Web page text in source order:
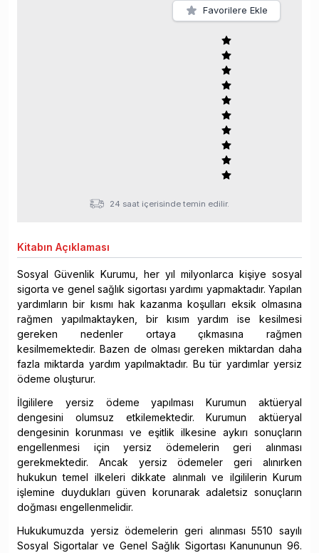
Favorilere Ekle
24 saat içerisinde temin edilir.
Kitabın Açıklaması
Sosyal Güvenlik Kurumu, her yıl milyonlarca kişiye sosyal
sigorta ve genel sağlık sigortası yardımı yapmaktadır. Yapılan
yardımların bir kısmı hak kazanma koşulları eksik olmasına
rağmen yapılmaktayken, bir kısım yardım ise kesilmesi
gereken nedenler ortaya çıkmasına rağmen
kesilmemektedir. Bazen de olması gereken miktardan daha
fazla miktarda yardım yapılmaktadır. Bu tür yardımlar yersiz
ödeme oluşturur.
İlgililere yersiz ödeme yapılması Kurumun aktüeryal
dengesini olumsuz etkilemektedir. Kurumun aktüeryal
dengesinin korunması ve eşitlik ilkesine aykırı sonuçların
engellenmesi için yersiz ödemelerin geri alınması
gerekmektedir. Ancak yersiz ödemeler geri alınırken
hukukun temel ilkeleri dikkate alınmalı ve ilgililerin Kurum
işlemine duydukları güven korunarak adaletsiz sonuçların
doğması engellenmelidir.
Hukukumuzda yersiz ödemelerin geri alınması 5510 sayılı
Sosyal Sigortalar ve Genel Sağlık Sigortası Kanununun 96.